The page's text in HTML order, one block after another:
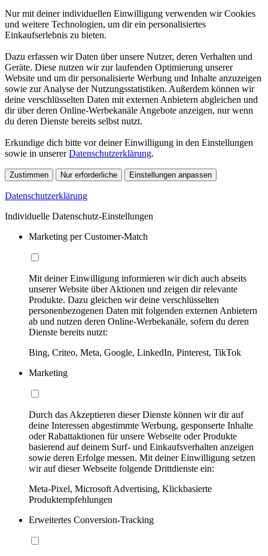
Nur mit deiner individuellen Einwilligung verwenden wir Cookies
und weitere Technologien, um dir ein personalisiertes
Einkaufserlebnis zu bieten.
Dazu erfassen wir Daten über unsere Nutzer, deren Verhalten und
Geräte. Diese nutzen wir zur laufenden Optimierung unserer
Website und um dir personalisierte Werbung und Inhalte anzuzeigen
sowie zur Analyse der Nutzungsstatistiken. Außerdem können wir
deine verschlüsselten Daten mit externen Anbietern abgleichen und
dir über deren Online-Werbekanäle Angebote anzeigen, nur wenn
du deren Dienste bereits selbst nutzt.
Erkundige dich bitte vor deiner Einwilligung in den Einstellungen
sowie in unsererDatenschutzerklärung.
Zustimmen Nur erforderliche Einstellungen anpassen
Datenschutzerklärung
Individuelle Datenschutz-Einstellungen
Marketing per Customer-Match
Mit deiner Einwilligung informieren wir dich auch abseits
unserer Website über Aktionen und zeigen dir relevante
Produkte. Dazu gleichen wir deine verschlüsselten
personenbezogenen Daten mit folgenden externen Anbietern
ab und nutzen deren Online-Werbekanäle, sofern du deren
Dienste bereits nutzt:
Bing, Criteo, Meta, Google, LinkedIn, Pinterest, TikTok
Marketing
Durch das Akzeptieren dieser Dienste können wir dir auf
deine Interessen abgestimmte Werbung, gesponserte Inhalte
oder Rabattaktionen für unsere Webseite oder Produkte
basierend auf deinem Surf- und Einkaufsverhalten anzeigen
sowie deren Erfolge messen. Mit deiner Einwilligung setzen
wir auf dieser Webseite folgende Drittdienste ein:
Meta-Pixel, Microsoft Advertising, Klickbasierte
Produktempfehlungen
Erweitertes Conversion-Tracking